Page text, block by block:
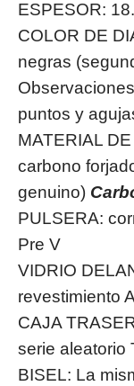
ESPESOR:
COLOR DE
negras
puntos y
MATERIAL
carbono
genuino)
PULSERA:
Pre V
VIDRIO
revestimiento
CAJA
serie aleatorio
BISEL: La